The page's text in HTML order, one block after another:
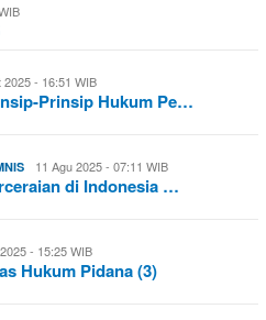
2025 - 16:51 WIB
Prinsip Hukum Pe…
11 Agu 2025 - 07:11 WIB
di Indonesia …
- 15:25 WIB
Hukum Pidana (3)